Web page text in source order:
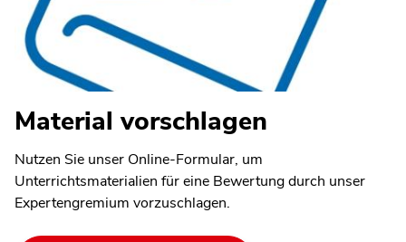
Material vorschlagen
Nutzen Sie unser Online-Formular, um
Unterrichtsmaterialien für eine Bewertung durch unser
Expertengremium vorzuschlagen.